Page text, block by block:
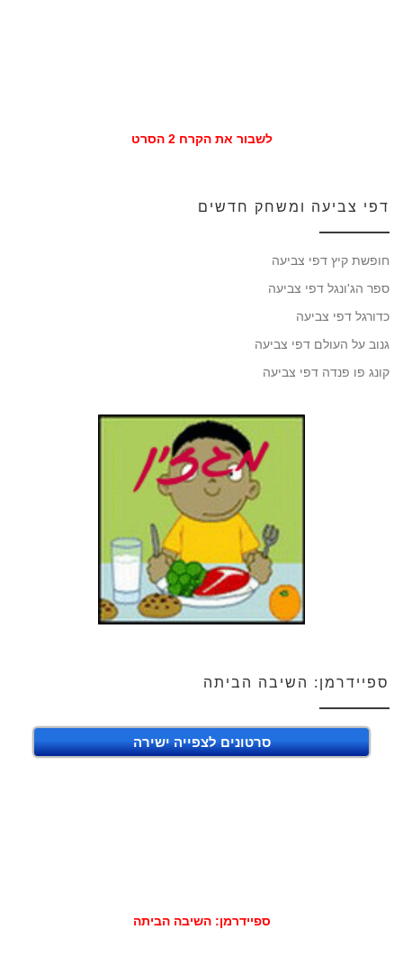
לשבור את הקרח 2 הסרט
דפי צביעה ומשחק חדשים
חופשת קיץ דפי צביעה
ספר הג'ונגל דפי צביעה
כדורגל דפי צביעה
גנוב על העולם דפי צביעה
קונג פו פנדה דפי צביעה
ספיידרמן: השיבה הביתה
סרטונים לצפייה ישירה
ספיידרמן: השיבה הביתה